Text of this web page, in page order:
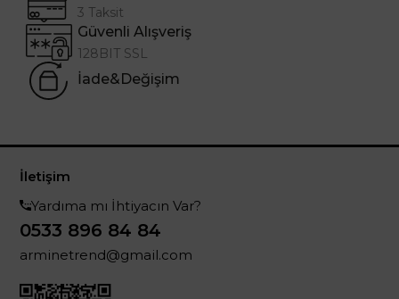
3 Taksit
Güvenli Alışveriş
128BIT SSL
İade&Değişim
İletişim
Yardıma mı İhtiyacın Var?
0533 896 84 84
arminetrend@gmail.com